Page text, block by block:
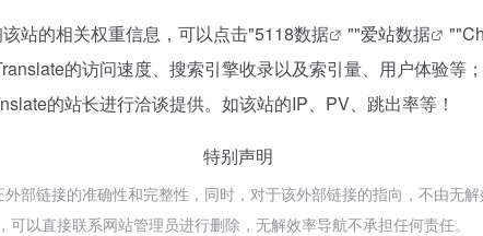
站的相关权重信息，可以点击"5118数据 ""爱站数据 ""
的访问速度、搜索引擎收录以及索引量、用户体验等
的站长进行洽谈提供。如该站的IP、PV、跳出率等！
特别声明
部链接的准确性和完整性，同时，对于该外部链接的指向，不由无
以直接联系网站管理员进行删除，无解效率导航不承担任何责任。